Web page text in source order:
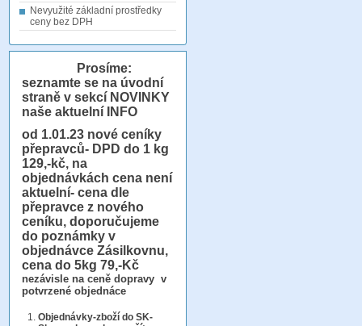
Nevyužité základní prostředky
ceny bez DPH
Prosíme:
seznamte se na úvodní
straně v sekcí NOVINKY
naše aktuelní INFO
od 1.01.23 nové ceníky
přepravců- DPD do 1 kg
129,-kč, na
objednávkách cena není
aktuelní- cena dle
přepravce z nového
ceníku, doporučujeme
do poznámky v
objednávce Zásilkovnu,
cena do 5kg 79,-Kč
nezávisle na ceně dopravy v
potvrzené objednáce
Objednávky-zboží do SK-